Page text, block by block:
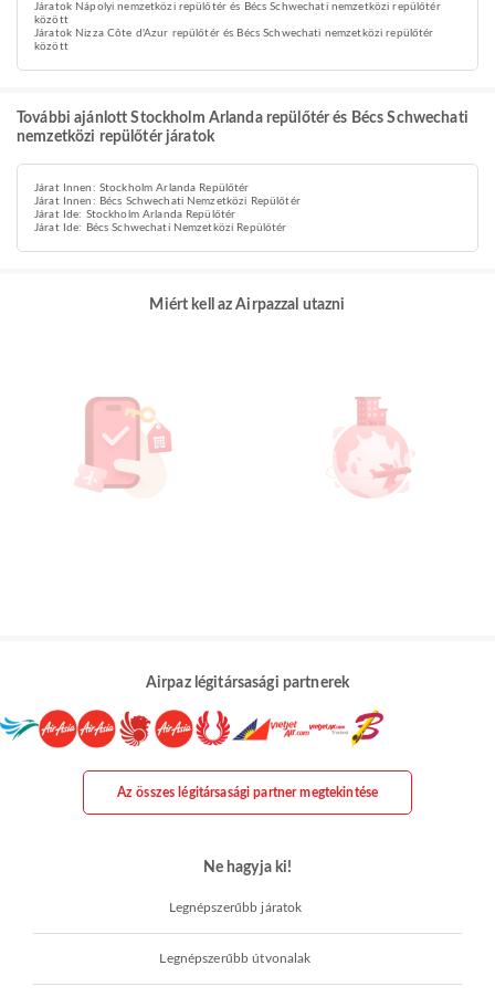
Járatok Nápolyi nemzetközi repülőtér és Bécs Schwechati nemzetközi repülőtér
között
Járatok Nizza Côte d'Azur repülőtér és Bécs Schwechati nemzetközi repülőtér
között
További ajánlott Stockholm Arlanda repülőtér és Bécs Schwechati
nemzetközi repülőtér járatok
Járat Innen: Stockholm Arlanda Repülőtér
Járat Innen: Bécs Schwechati Nemzetközi Repülőtér
Járat Ide: Stockholm Arlanda Repülőtér
Járat Ide: Bécs Schwechati Nemzetközi Repülőtér
Miért kell az Airpazzal utazni
Airpaz légitársasági partnerek
Az összes légitársasági partner megtekintése
Ne hagyja ki!
Legnépszerűbb járatok
Legnépszerűbb útvonalak